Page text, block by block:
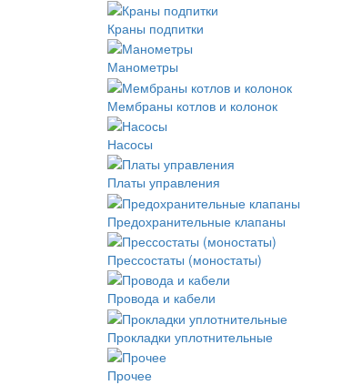
Краны подпитки
Манометры
Мембраны котлов и колонок
Насосы
Платы управления
Предохранительные клапаны
Прессостаты (моностаты)
Провода и кабели
Прокладки уплотнительные
Прочее